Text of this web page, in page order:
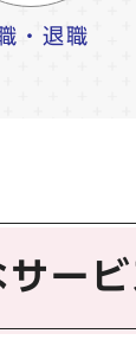
・退職
ービ